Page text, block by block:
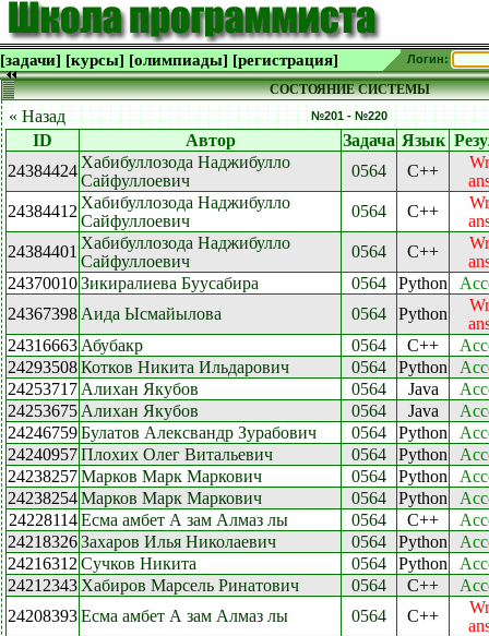
[задачи] [курсы] [олимпиады] [регистрация] Логин:
СОСТОЯНИЕ СИСТЕМЫ
« Назад №201 - №220
ID Автор Задача Язык
24384424 Хабибуллозода Наджибулло
Сайфуллоевич
0564 C++
24384412 Хабибуллозода Наджибулло
Сайфуллоевич
0564 C++
24384401 Хабибуллозода Наджибулло
Сайфуллоевич
0564 C++
24370010Зикиралиева Буусабира 0564 Python
24367398 Аида Ысмайылова 0564 Python
24316663 Абубакр 0564 C++
24293508Котков Никита Ильдарович 0564 Python
24253717 Алихан Якубов 0564 Java
24253675 Алихан Якубов 0564 Java
24246759Булатов Алексвандр Зурабович 0564 Python
24240957Плохих Олег Витальевич 0564 Python
24238257Марков Марк Маркович 0564 Python
24238254Марков Марк Маркович 0564 Python
24228114 Есма амбет А зам Алмаз лы 0564 C++
24218326Захаров Илья Николаевич 0564 Python
24216312 Сучков Никита 0564 Python
24212343 Хабиров Марсель Ринатович 0564 C++
24208393Есма амбет А зам Алмаз лы 0564 C++